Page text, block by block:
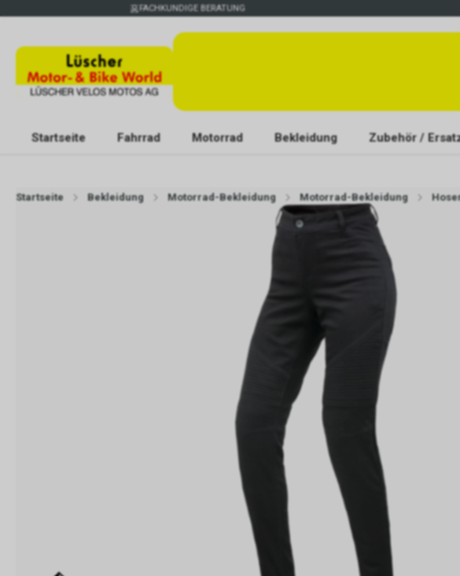
FACHKUNDIGE BERATUNG
Startseite Fahrrad Motorrad Bekleidung Zubehör /
Startseite Bekleidung Motorrad-Bekleidung Motorrad-Bekleidung